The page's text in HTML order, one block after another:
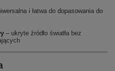
i łatwa do dopasowania do
– ukryte źródło światła bez